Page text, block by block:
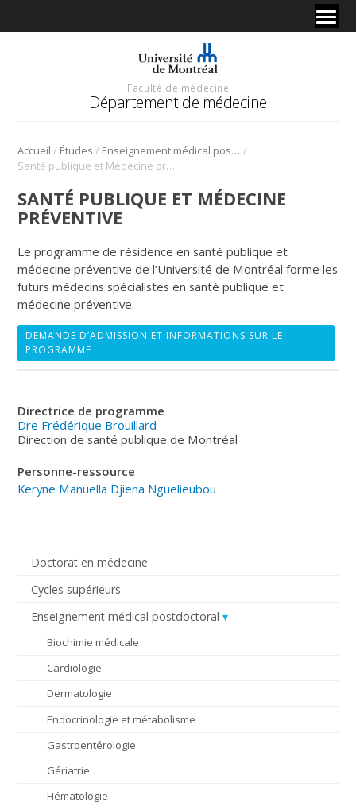
Faculté de médecine
Département de médecine
Accueil / Études / Enseignement médical postdoctoral /
Santé publique et Médecine préventive
Doctorat en médecine
Cycles supérieurs
Enseignement médical postdoctoral
Biochimie médicale
Cardiologie
Dermatologie
Endocrinologie et métabolisme
Gastroentérologie
Gériatrie
Hématologie
SANTÉ PUBLIQUE ET MÉDECINE
PRÉVENTIVE
Le programme de résidence en santé publique et
médecine préventive de l’Université de Montréal forme les
futurs médecins spécialistes en santé publique et
médecine préventive.
DEMANDE D’ADMISSION ET INFORMATIONS SUR LE
PROGRAMME
Directrice de programme
Dre Frédérique Brouillard
Direction de santé publique de Montréal
Personne-ressource
Keryne Manuella Djiena Nguelieubou